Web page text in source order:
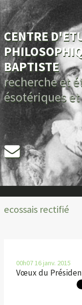
CENTRE
BAPTISTE
recherche et
ésotériques
ecossais rectifié
00h07 16janv. 2015
Vœux du